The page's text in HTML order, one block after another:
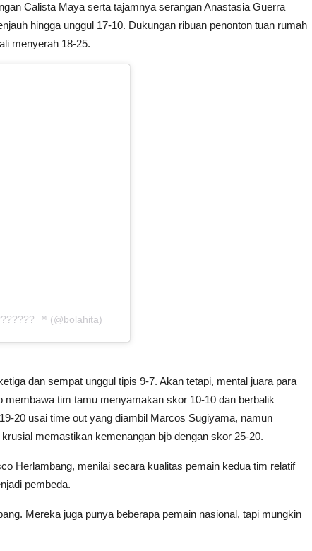
Calista Maya serta tajamnya serangan Anastasia Guerra
hingga unggul 17-10. Dukungan ribuan penonton tuan rumah
menyerah 18-25.
™ (@bolahita)
dan sempat unggul tipis 9-7. Akan tetapi, mental juara para
tim tamu menyamakan skor 10-10 dan berbalik
20 usai time out yang diambil Marcos Sugiyama, namun
memastikan kemenangan bjb dengan skor 25-20.
Herlambang, menilai secara kualitas pemain kedua tim relatif
pembeda.
Mereka juga punya beberapa pemain nasional, tapi mungkin